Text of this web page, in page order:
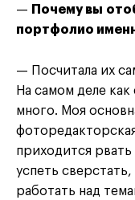
— Почему вы
портфолио
— Посчитала их
На самом деле
много. Моя
приходится рвать
успеть
работать над